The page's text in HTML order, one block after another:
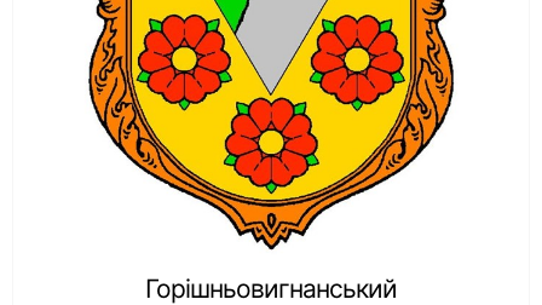
Горішньовигнанський